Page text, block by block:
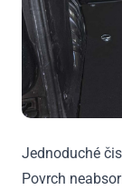
Jednoduché
Povrch